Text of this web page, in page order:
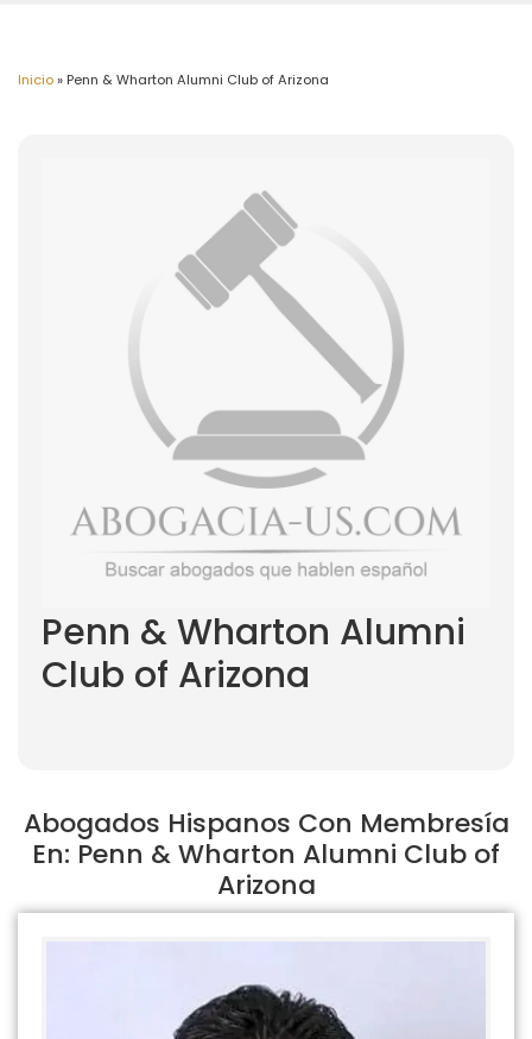
Inicio» Penn & Wharton Alumni Club of Arizona
Penn & Wharton Alumni
Club of Arizona
Abogados Hispanos Con Membresía
En: Penn & Wharton Alumni Club of
Arizona